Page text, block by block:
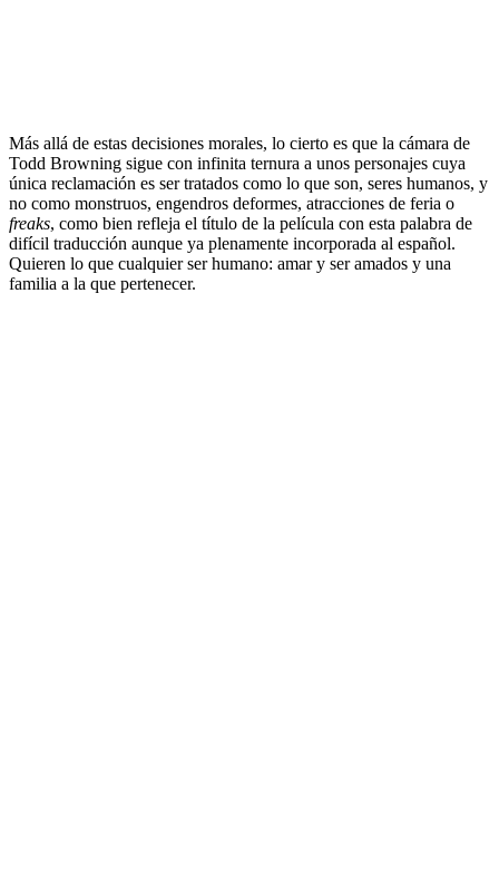
Más allá de estas decisiones morales, lo cierto es que la cámara de
Todd Browning sigue con infinita ternura a unos personajes cuya
única reclamación es ser tratados como lo que son, seres humanos, y
no como monstruos, engendros deformes, atracciones de feria o
freaks, como bien refleja el título de la película con esta palabra de
difícil traducción aunque ya plenamente incorporada al español.
Quieren lo que cualquier ser humano: amar y ser amados y una
familia a la que pertenecer.